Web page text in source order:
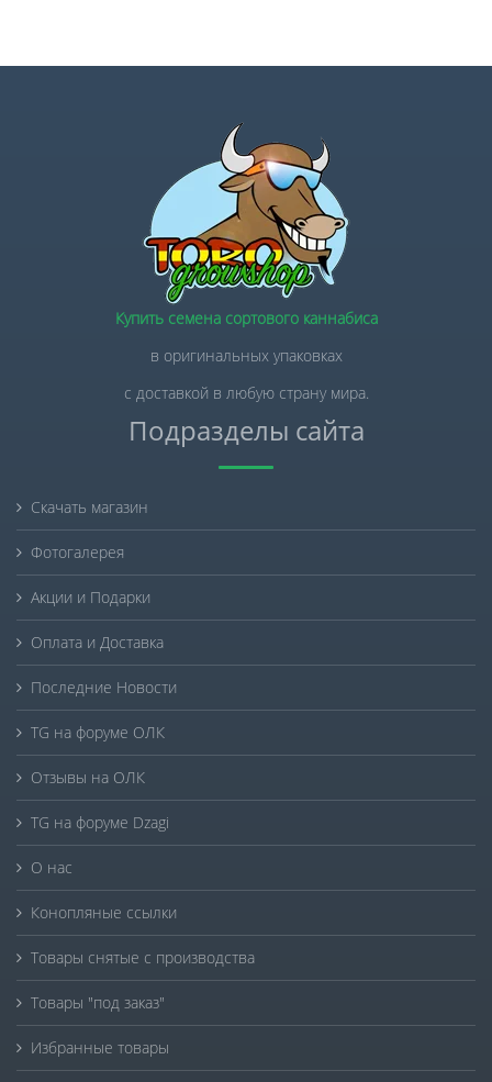
Купить семена сортового каннабиса
в оригинальных упаковках
с доставкой в любую страну мира.
Подразделы сайта
Скачать магазин
Фотогалерея
Акции и Подарки
Оплата и Доставка
Последние Новости
TG на форуме ОЛК
Отзывы на ОЛК
TG на форуме Dzagi
О нас
Конопляные ссылки
Товары снятые с производства
Товары "под заказ"
Избранные товары